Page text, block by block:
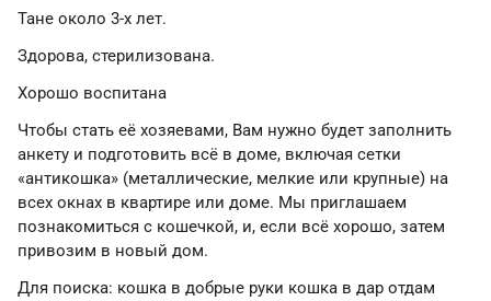
Тане около 3-х лет.
Здорова, стерилизована.
Хорошо воспитана
Чтобы стать её хозяевами, Вам нужно будет заполнить
анкету и подготовить всё в доме, включая сетки
«антикошка» (металлические, мелкие или крупные) на
всех окнах в квартире или доме. Мы приглашаем
познакомиться с кошечкой, и, если всё хорошо, затем
привозим в новый дом.
Для поиска: кошка в добрые руки кошка в дар отдам